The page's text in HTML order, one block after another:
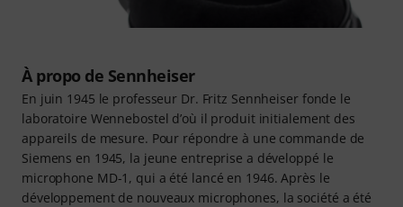
À propo de Sennheiser
En juin 1945 le professeur Dr. Fritz Sennheiser fonde le
laboratoire Wennebostel d’où il produit initialement des
appareils de mesure. Pour répondre à une commande de
Siemens en 1945, la jeune entreprise a développé le
microphone MD-1, qui a été lancé en 1946. Après le
développement de nouveaux microphones, la société a été